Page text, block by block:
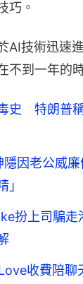
巧。
AI技術迅速
不到一年的
史 特朗普
因老公威
」
扮上司騙
收費陪